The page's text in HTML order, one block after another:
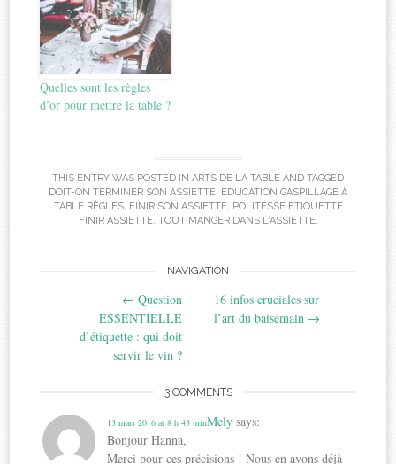
Quelles sont les règles
d’or pour mettre la table ?
THIS ENTRY WAS POSTED IN ARTS DE LA TABLE AND TAGGED
DOIT-ON TERMINER SON ASSIETTE, ÉDUCATION GASPILLAGE À
TABLE RÈGLES, FINIR SON ASSIETTE, POLITESSE ETIQUETTE
FINIR ASSIETTE, TOUT MANGER DANS L'ASSIETTE.
navigation
NAVIGATION
← Question
ESSENTIELLE
d’étiquette : qui doit
servir le vin ?
16 infos cruciales sur
l’art du baisemain →
3 COMMENTS
Mely says:
13 mars 2016 at 8 h 43 min
Bonjour Hanna,
Merci pour ces précisions ! Nous en avons déjà